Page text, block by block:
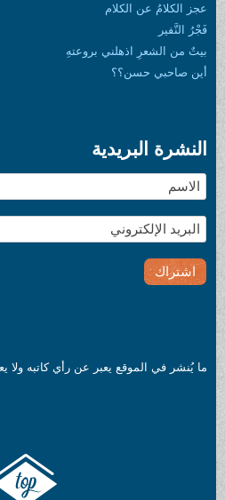
عجز الكلامُ عن الكلام
فَجْرُ النَّفير
بيتٌ من الشعرِ اذهلني بروعتهِ
أين صاحبي حسن؟؟
النشرة البريدية
ما يُنشر في الموقع يعبر عن رأي كاتبه ولا